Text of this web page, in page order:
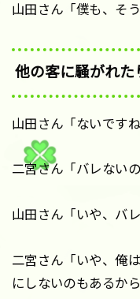
山田さん「僕も、そ
他の客に騒がれた
山田さん「ないですね
二宮さん「バレないの
山田さん「いや、バ
二宮さん「いや、俺
にしないのもあるから